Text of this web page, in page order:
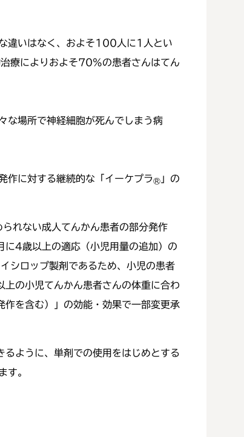
違いはなく、およそ100人に1人とい
療によりおよそ70%の患者さんはてん
な場所で神経細胞が死んでしまう病
作に対する継続的な「イーケプラ® 」の
れない成人てんかん患者の部分発作
4歳以上の適応（小児用量の追加）の
シロップ製剤であるため、小児の患者
の小児てんかん患者さんの体重に合わ
を含む）」の効能・効果で一部変更承
るように、単剤での使用をはじめとする
す。